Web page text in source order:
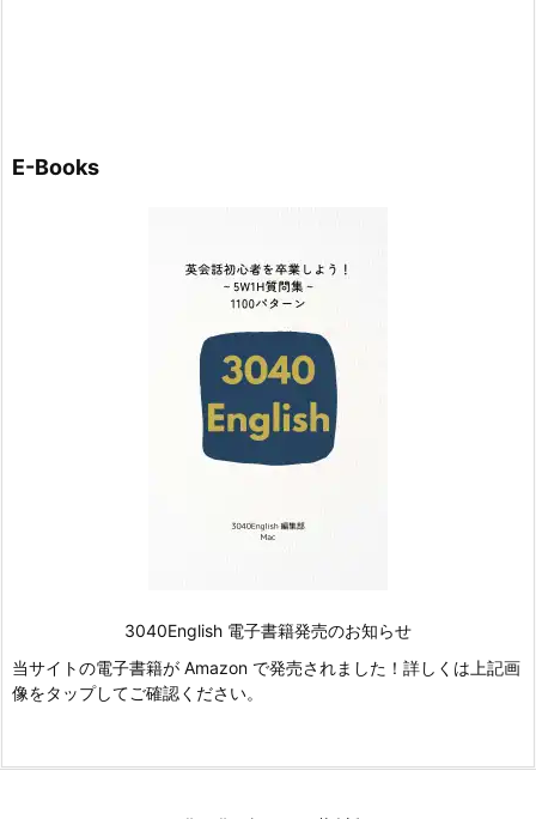
E-Books
3040English 電子書籍発売のお知らせ
当サイトの電子書籍が Amazon で発売されました！詳しくは上記画
像をタップしてご確認ください。